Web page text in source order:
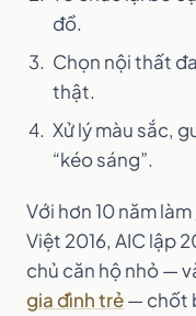
đồ.
Chọn nội thất
thật.
Xử lý màu sắc,
“kéo sáng”.
Với hơn 10 năm làm
Việt 2016, AIC lập
chủ căn hộ nhỏ —
gia đình trẻ— chốt